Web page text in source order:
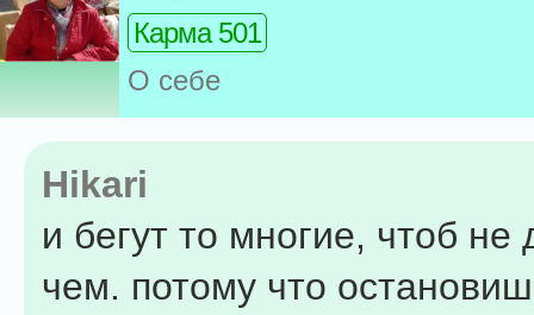
Карма 501
О себе
Hikari
и бегут то многие, чтоб не
чем. потому что